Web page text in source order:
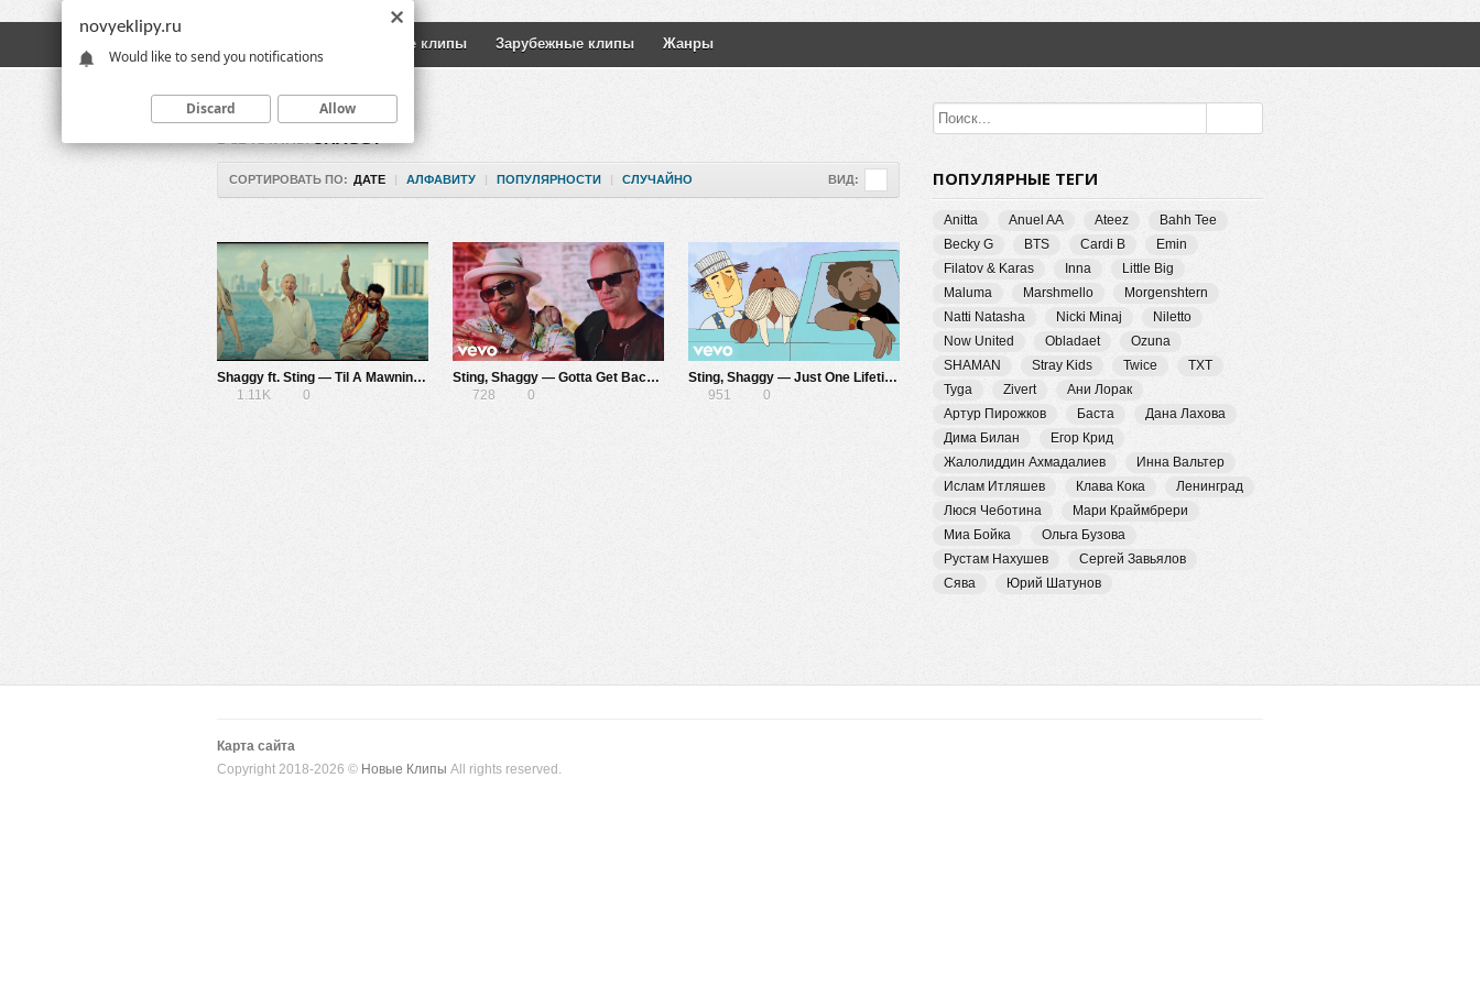
Русские клипы Зарубежные клипы Жанры
ВСЕ КЛИПЫ SHAGGY
СОРТИРОВАТЬ ПО: ДАТЕ | АЛФАВИТУ | ПОПУЛЯРНОСТИ | СЛУЧАЙНО ВИД:
Shaggy ft. Sting — Til A Mawnin (Remix)
1.11K
0
Sting, Shaggy — Gotta Get Back My Baby
728
0
Sting, Shaggy — Just One Lifetime
951
0
ПОПУЛЯРНЫЕ ТЕГИ
Anitta Anuel AA Ateez
Bahh Tee
Becky G
BTS Cardi B
Emin
Filatov & Karas
Inna
Little Big
Maluma
Marshmello
Morgenshtern
Natti Natasha
Nicki Minaj
Niletto
Now United
Obladaet
Ozuna
SHAMAN
Stray Kids Twice
TXT
Tyga
Zivert
Ани Лорак
Артур Пирожков
Баста
Дана Лахова
Дима Билан
Егор Крид
Жалолиддин Ахмадалиев
Инна Вальтер
Ислам Итляшев
Клава Кока
Ленинград
Люся Чеботина
Мари Краймбрери
Миа Бойка
Ольга Бузова
Рустам Нахушев
Сергей Завьялов
Сява
Юрий Шатунов
Карта сайта
Copyright 2018-2026 © Новые Клипы All rights reserved.
novyeklipy.ru
Would like to send you notifications
Discard Allow